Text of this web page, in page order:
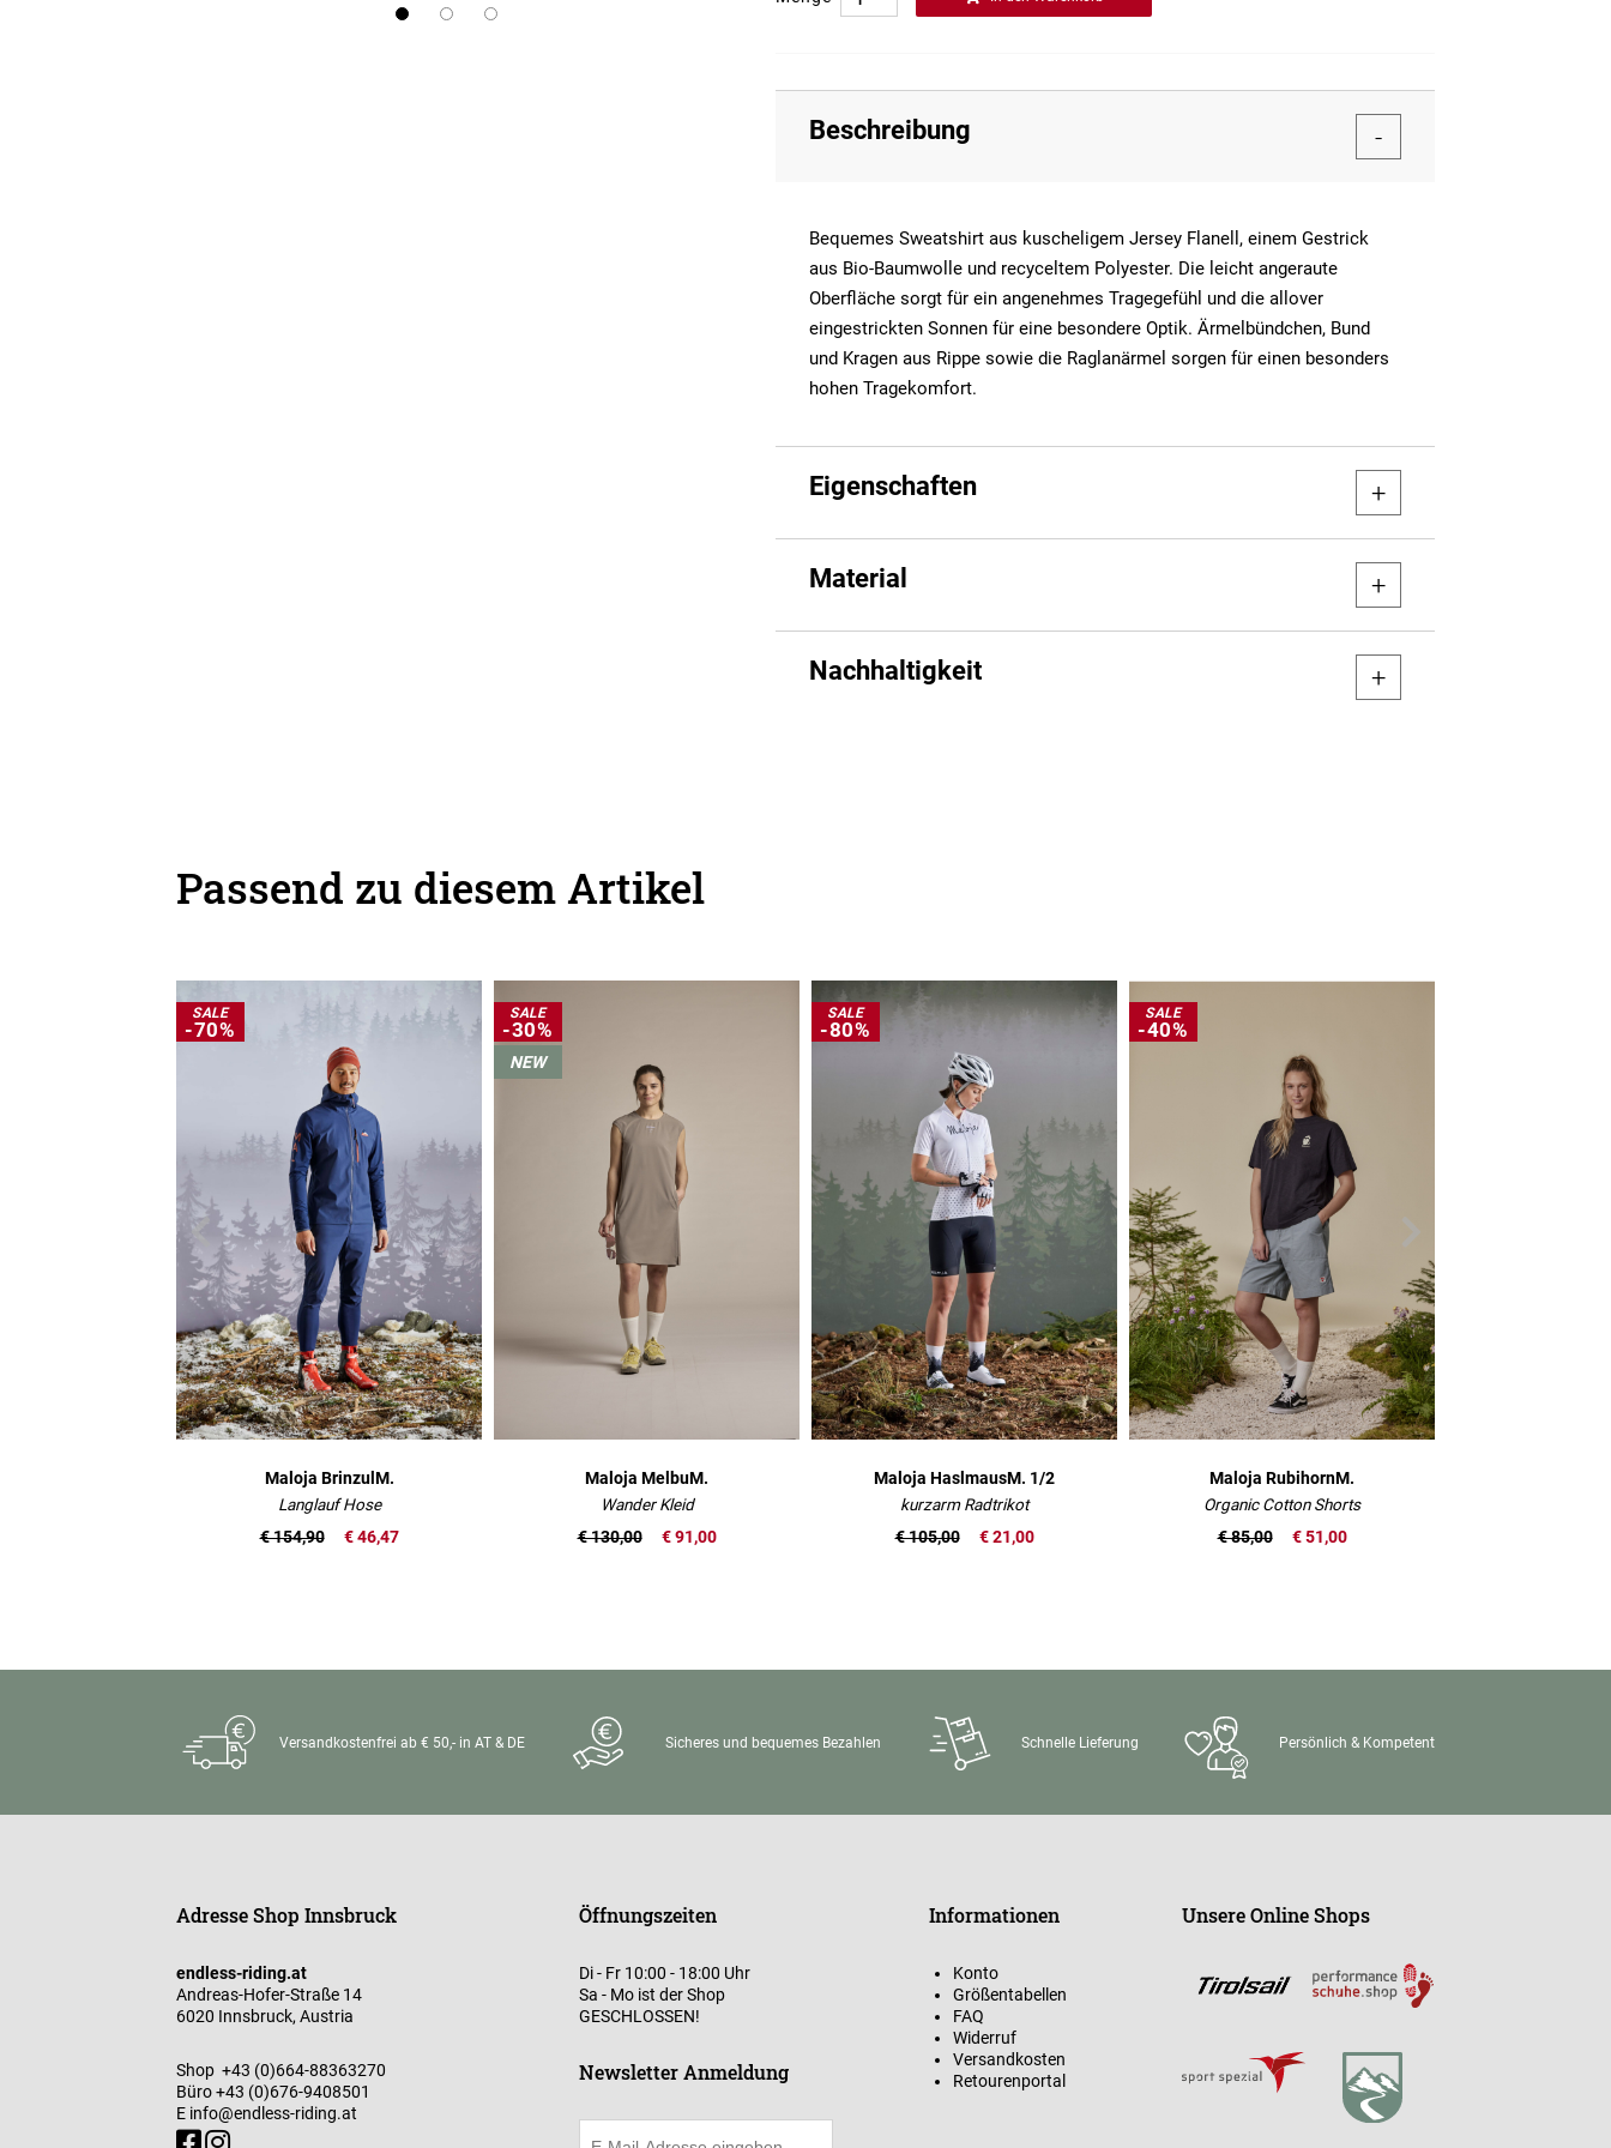
Beschreibung
Bequemes Sweatshirt aus kuscheligem Jersey Flanell, einem Gestrick
aus Bio-Baumwolle und recyceltem Polyester. Die leicht angeraute
Oberfläche sorgt für ein angenehmes Tragegefühl und die allover
eingestrickten Sonnen für eine besondere Optik. Ärmelbündchen, Bund
und Kragen aus Rippe sowie die Raglanärmel sorgen für einen besonders
hohen Tragekomfort.
Eigenschaften
Material
Nachhaltigkeit
Passend zu diesem Artikel
SALE
-70%
Maloja BrinzulM.
Langlauf Hose
€ 46,47
€ 154,90
SALE
-30%
NEW
Maloja MelbuM.
Wander Kleid
€ 91,00
€ 130,00
SALE
-80%
Maloja HaslmausM. 1/2
kurzarm Radtrikot
€ 21,00
€ 105,00
SALE
-40%
Maloja RubihornM.
Organic Cotton Shorts
€ 51,00
€ 85,00
Versandkostenfrei ab € 50,- in AT & DE Sicheres und bequemes Bezahlen Schnelle Lieferung Persönlich & Kompetent
Adresse Shop Innsbruck
endless-riding.at
Andreas-Hofer-Straße 14
6020 Innsbruck, Austria
Shop +43 (0)664-88363270
Büro+43 (0)676-9408501
E info@endless-riding.at
Öffnungszeiten
Di - Fr 10:00 - 18:00 Uhr
Sa - Mo ist der Shop
GESCHLOSSEN!
Newsletter Anmeldung
Informationen
Konto
Größentabellen
FAQ
Widerruf
Versandkosten
Retourenportal
Unsere Online Shops